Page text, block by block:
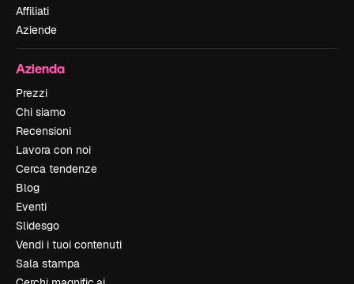
Affiliati
Aziende
Azienda
Prezzi
Chi siamo
Recensioni
Lavora con noi
Cerca tendenze
Blog
Eventi
Slidesgo
Vendi i tuoi contenuti
Sala stampa